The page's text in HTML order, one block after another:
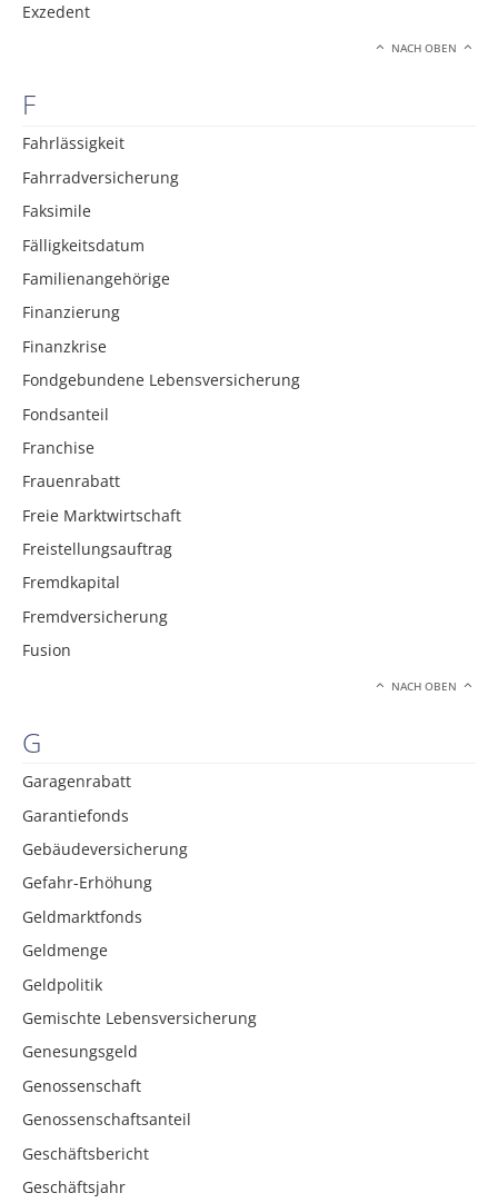
Exzedent
NACH OBEN
F
Fahrlässigkeit
Fahrradversicherung
Faksimile
Fälligkeitsdatum
Familienangehörige
Finanzierung
Finanzkrise
Fondgebundene Lebensversicherung
Fondsanteil
Franchise
Frauenrabatt
Freie Marktwirtschaft
Freistellungsauftrag
Fremdkapital
Fremdversicherung
Fusion
NACH OBEN
G
Garagenrabatt
Garantiefonds
Gebäudeversicherung
Gefahr-Erhöhung
Geldmarktfonds
Geldmenge
Geldpolitik
Gemischte Lebensversicherung
Genesungsgeld
Genossenschaft
Genossenschaftsanteil
Geschäftsbericht
Geschäftsjahr